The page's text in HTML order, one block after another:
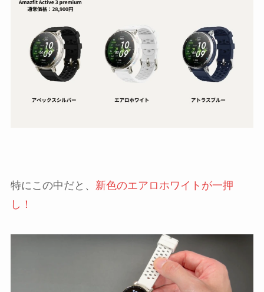
特にこの中だと、 新色のエアロホワイトが一押
し！